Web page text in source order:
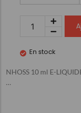
En stock
NHOSS 10 ml E-
…